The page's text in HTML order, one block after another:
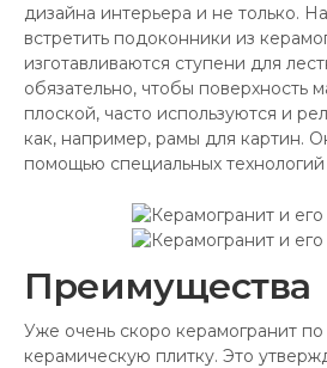
дизайна интерьера и не только.
встретить подоконники из
изготавливаются ступени для
обязательно, чтобы поверхность
плоской, часто используются и
как, например, рамы для картин.
помощью специальных
Преимущества
Уже очень скоро керамогранит
керамическую плитку. Это